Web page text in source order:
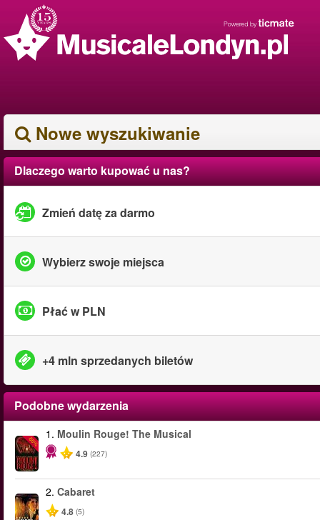
Nowe wyszukiwanie
Dlaczego warto kupować u nas?
Zmień datę za darmo
Wybierz swoje miejsca
Płać w PLN
+4 mln sprzedanych biletów
Podobne wydarzenia
-50%
1. Moulin Rouge! The Musical
4.9 (227)
2. Cabaret
4.8 (5)